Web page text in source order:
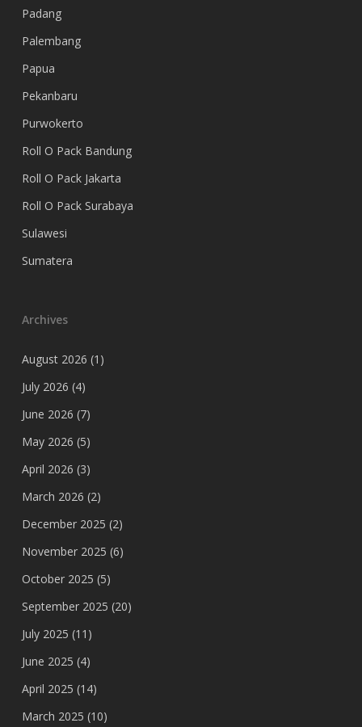
Padang
Palembang
Papua
Pekanbaru
Purwokerto
Roll O Pack Bandung
Roll O Pack Jakarta
Roll O Pack Surabaya
Sulawesi
Sumatera
Archives
August 2026 (1)
July 2026 (4)
June 2026 (7)
May 2026 (5)
April 2026 (3)
March 2026 (2)
December 2025 (2)
November 2025 (6)
October 2025 (5)
September 2025 (20)
July 2025 (11)
June 2025 (4)
April 2025 (14)
March 2025 (10)